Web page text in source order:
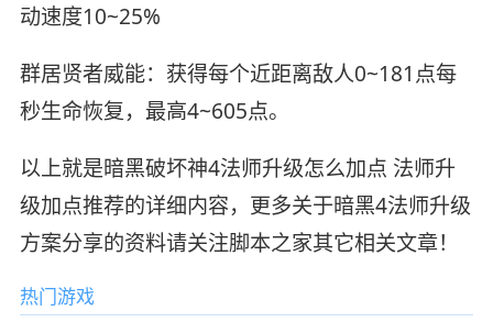
动速度10~25%
群居贤者威能：获得每个近距离敌人0~181点每
秒生命恢复，最高4~605点。
以上就是暗黑破坏神4法师升级怎么加点 法师升
级加点推荐的详细内容，更多关于暗黑4法师升级
方案分享的资料请关注脚本之家其它相关文章！
热门游戏